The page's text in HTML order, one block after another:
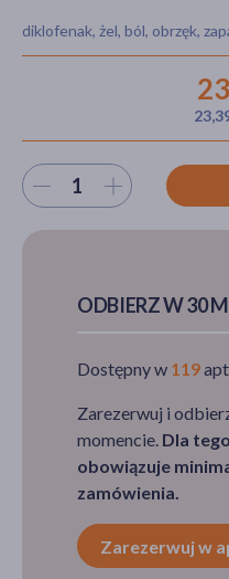
Hitdiklofenak, żel, ból, obrzęk,
Wybierz ilość
ODBIERZ W 30
Dostępny w 119
Zarezerwuj i
momencie. Dla
obowiązuje
zamówienia.
Zarezerwuj w